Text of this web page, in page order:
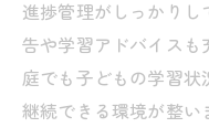
進捗管理がしっかり
告や学習アドバイス
庭でも子どもの学習状
継続できる環境が整い